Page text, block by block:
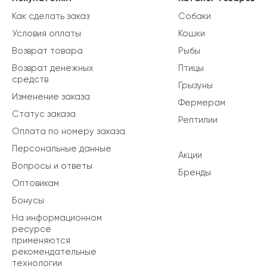
Собаки
Кошки
Рыбы
Птицы
Грызуны
Фермерам
Рептилии
Акции
Бренды
Как сделать заказ
Условия оплаты
Возврат товара
Возврат денежных
средств
Изменение заказа
Статус заказа
Оплата по номеру заказа
Персональные данные
Вопросы и ответы
Оптовикам
Бонусы
На информационном
ресурсе
применяются
рекомендательные
технологии